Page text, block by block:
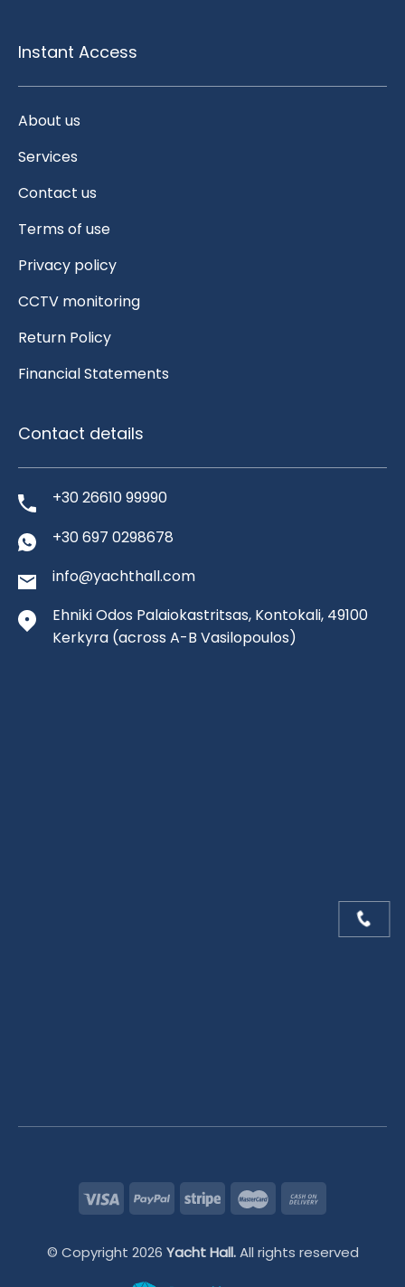
Instant Access
About us
Services
Contact us
Terms of use
Privacy policy
CCTV monitoring
Return Policy
Financial Statements
Contact details
+30 26610 99990
+30 697 0298678
info@yachthall.com
Ehniki Odos Palaiokastritsas, Kontokali, 49100
Kerkyra (across A-B Vasilopoulos)
© Copyright 2026 Yacht Hall.All rights reserved